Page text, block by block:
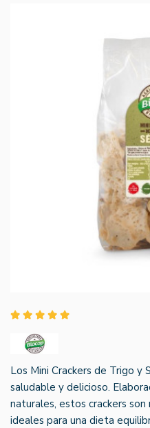
Los Mini Crackers de Trigo y
saludable y delicioso.
naturales, estos crackers son
ideales para una dieta